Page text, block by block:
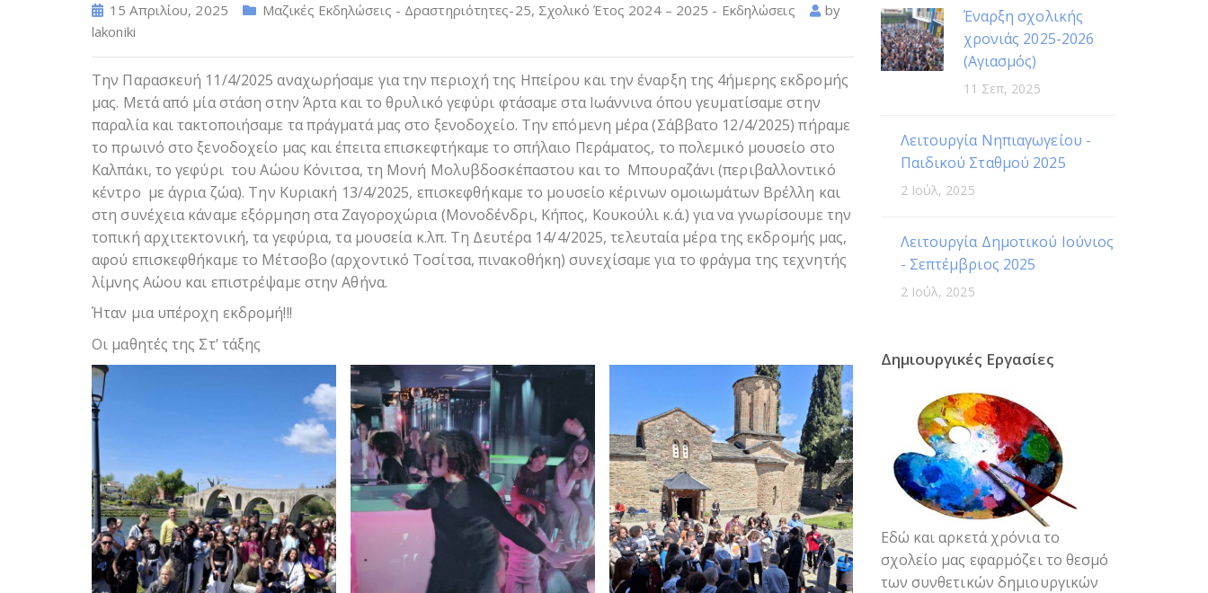
15 Απριλίου, 2025 Μαζικές Εκδηλώσεις - Δραστηριότητες-25, Σχολικό Έτος 2024 – 2025 - Εκδηλώσεις
by
lakoniki
Την Παρασκευή 11/4/2025 αναχωρήσαμε για την περιοχή της Ηπείρου και την έναρξη της 4ήμερης εκδρομής
μας. Μετά από μία στάση στην Άρτα και το θρυλικό γεφύρι φτάσαμε στα Ιωάννινα όπου γευματίσαμε στην
παραλία και τακτοποιήσαμε τα πράγματά μας στο ξενοδοχείο. Την επόμενη μέρα (Σάββατο 12/4/2025) πήραμε
το πρωινό στο ξενοδοχείο μας και έπειτα επισκεφτήκαμε το σπήλαιο Περάματος, το πολεμικό μουσείο στο
Καλπάκι, το γεφύρι του Αώου Κόνιτσα, τη Μονή Μολυβδοσκέπαστου και το Μπουραζάνι (περιβαλλοντικό
κέντρο με άγρια ζώα). Την Κυριακή 13/4/2025, επισκεφθήκαμε το μουσείο κέρινων ομοιωμάτων Βρέλλη και
στη συνέχεια κάναμε εξόρμηση στα Ζαγοροχώρια (Μονοδένδρι, Κήπος, Κουκούλι κ.ά.) για να γνωρίσουμε την
τοπική αρχιτεκτονική, τα γεφύρια, τα μουσεία κ.λπ. Τη Δευτέρα 14/4/2025, τελευταία μέρα της εκδρομής μας,
αφού επισκεφθήκαμε το Μέτσοβο (αρχοντικό Τοσίτσα, πινακοθήκη) συνεχίσαμε για το φράγμα της τεχνητής
λίμνης Αώου και επιστρέψαμε στην Αθήνα.
Ήταν μια υπέροχη εκδρομή!!!
Οι μαθητές της Στ’ τάξης
Έναρξη σχολικής
χρονιάς 2025-2026
(Αγιασμός)
11 Σεπ, 2025
Λειτουργία Νηπιαγωγείου -
Παιδικού Σταθμού 2025
2 Ιούλ, 2025
Λειτουργία Δημοτικού Ιούνιος
- Σεπτέμβριος 2025
2 Ιούλ, 2025
Δημιουργικές Εργασίες
Εδώ και αρκετά χρόνια το
σχολείο μας εφαρμόζει το θεσμό
των συνθετικών δημιουργικών